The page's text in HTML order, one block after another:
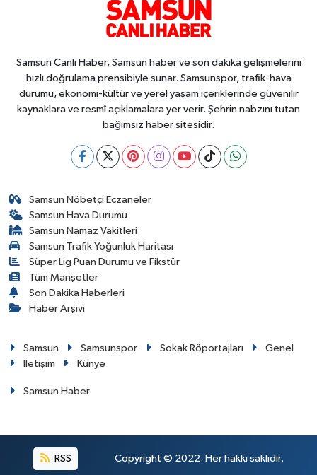
Samsun Canlı Haber, Samsun haber ve son dakika gelişmelerini
hızlı doğrulama prensibiyle sunar. Samsunspor, trafik-hava
durumu, ekonomi-kültür ve yerel yaşam içeriklerinde güvenilir
kaynaklara ve resmî açıklamalara yer verir. Şehrin nabzını tutan
bağımsız haber sitesidir.
Samsun Nöbetçi Eczaneler
Samsun Hava Durumu
Samsun Namaz Vakitleri
Samsun Trafik Yoğunluk Haritası
Süper Lig Puan Durumu ve Fikstür
Tüm Manşetler
Son Dakika Haberleri
Haber Arşivi
Samsun Samsunspor Sokak Röportajları
Genel
İletişim
Künye
Samsun Haber
RSS Copyright © 2022. Her hakkı saklıdır.